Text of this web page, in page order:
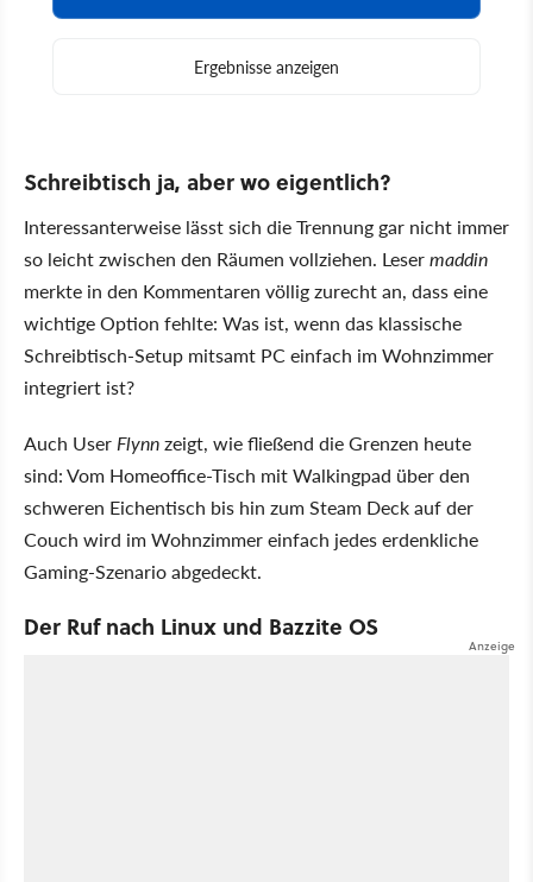
Schreibtisch ja, aber wo eigentlich?
Interessanterweise lässt sich die Trennung gar nicht immer
so leicht zwischen den Räumen vollziehen. Lesermaddin
merkte in den Kommentaren völlig zurecht an, dass eine
wichtige Option fehlte: Was ist, wenn das klassische
Schreibtisch-Setup mitsamt PC einfach im Wohnzimmer
integriert ist?
Auch User Flynnzeigt, wie fließend die Grenzen heute
sind: Vom Homeoffice-Tisch mit Walkingpad über den
schweren Eichentisch bis hin zum Steam Deck auf der
Couch wird im Wohnzimmer einfach jedes erdenkliche
Gaming-Szenario abgedeckt.
Der Ruf nach Linux und Bazzite OS